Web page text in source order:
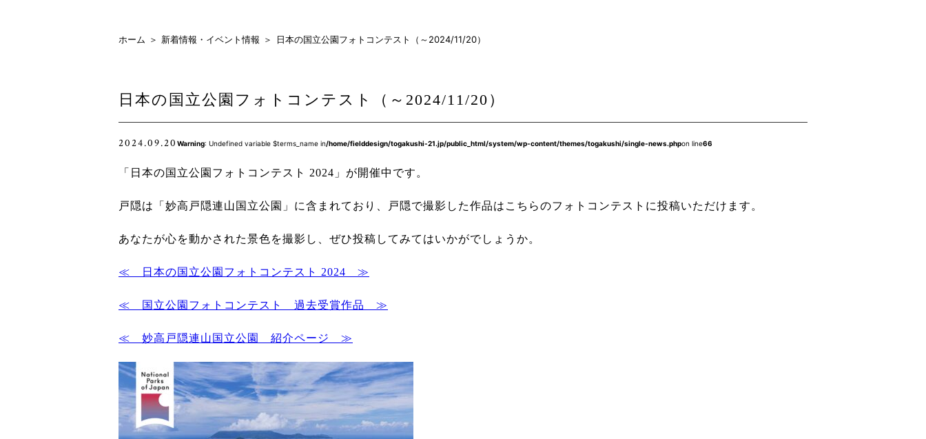
ホーム 新着情報・イベント情報 日本の国立公園フォトコンテスト（～2024/11/20）
日本の国立公園フォトコンテスト（～2024/11/20）
2024.09.20 Warning: Undefined variable $terms_name in/home/fielddesign/togakushi-21.jp/public_html/system/wp-content/themes/togakushi/single-news.phpon line66
「日本の国立公園フォトコンテスト 2024」が開催中です。
戸隠は「妙高戸隠連山国立公園」に含まれており、戸隠で撮影した作品はこちらのフォトコンテストに投稿いただけます。
あなたが心を動かされた景色を撮影し、ぜひ投稿してみてはいかがでしょうか。
≪ 日本の国立公園フォトコンテスト 2024 ≫
≪ 国立公園フォトコンテスト 過去受賞作品 ≫
≪ 妙高戸隠連山国立公園 紹介ページ ≫